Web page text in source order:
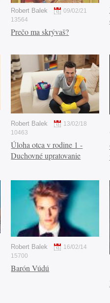
Robert Balek
09/02/21
13564
Prečo ma skrývaš?
Robert Balek
13/02/18
10463
Úloha otca v rodine 1 -
Duchovné upratovanie
Robert Balek
16/02/14
15700
Barón Vúdú